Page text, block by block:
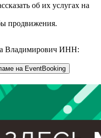
об их услугах на
продвижения.
Владимирович ИНН:
на EventBooking